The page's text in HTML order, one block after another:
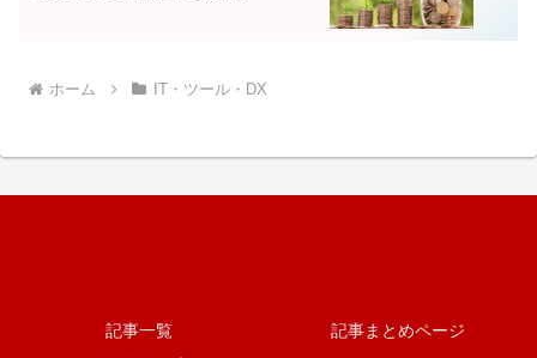
ホーム IT・ツール・DX
記事一覧
記事まとめページ